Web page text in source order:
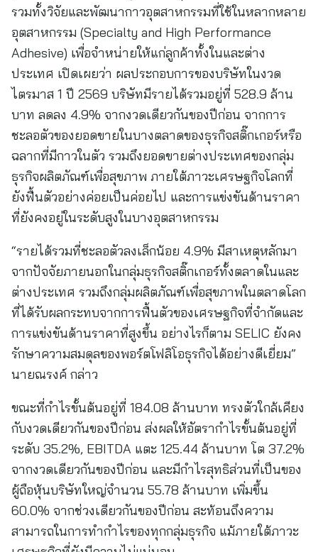
รวมทั้งวิจัยและพัฒนากาวอุตสาหกรรมที่ใช้ในหลากหลาย
อุตสาหกรรม (Specialty and High Performance
Adhesive) เพื่อจำหน่ายให้แก่ลูกค้าทั้งในและต่าง
ประเทศ เปิดเผยว่า ผลประกอบการของบริษัทในงวด
ไตรมาส 1 ปี 2569 บริษัทมีรายได้รวมอยู่ที่ 528.9 ล้าน
บาท ลดลง 4.9% จากงวดเดียวกันของปีก่อน จากการ
ชะลอตัวของยอดขายในบางตลาดของธุรกิจสติ๊กเกอร์หรือ
ฉลากที่มีกาวในตัว รวมถึงยอดขายต่างประเทศของกลุ่ม
ธุรกิจผลิตภัณฑ์เพื่อสุขภาพ ภายใต้ภาวะเศรษฐกิจโลกที่
ยังฟื้นตัวอย่างค่อยเป็นค่อยไป และการแข่งขันด้านราคา
ที่ยังคงอยู่ในระดับสูงในบางอุตสาหกรรม
“รายได้รวมที่ชะลอตัวลงเล็กน้อย 4.9% มีสาเหตุหลักมา
จากปัจจัยภายนอกในกลุ่มธุรกิจสติ๊กเกอร์ทั้งตลาดในและ
ต่างประเทศ รวมถึงกลุ่มผลิตภัณฑ์เพื่อสุขภาพในตลาดโลก
ที่ได้รับผลกระทบจากการฟื้นตัวของเศรษฐกิจที่จำกัดและ
การแข่งขันด้านราคาที่สูงขึ้น อย่างไรก็ตาม SELIC ยังคง
รักษาความสมดุลของพอร์ตโฟลิโอธุรกิจได้อย่างดีเยี่ยม”
นายณรงค์ กล่าว
ขณะที่กำไรขั้นต้นอยู่ที่ 184.08 ล้านบาท ทรงตัวใกล้เคียง
กับงวดเดียวกันของปีก่อน ส่งผลให้อัตรากำไรขั้นต้นอยู่ที่
ระดับ 35.2%, EBITDA แตะ 125.44 ล้านบาท โต 37.2%
จากงวดเดียวกันของปีก่อน และมีกำไรสุทธิส่วนที่เป็นของ
ผู้ถือหุ้นบริษัทใหญ่จำนวน 55.78 ล้านบาท เพิ่มขึ้น
60.0% จากช่วงเดียวกันของปีก่อน สะท้อนถึงความ
สามารถในการทำกำไรของทุกกลุ่มธุรกิจ แม้ภายใต้ภาวะ